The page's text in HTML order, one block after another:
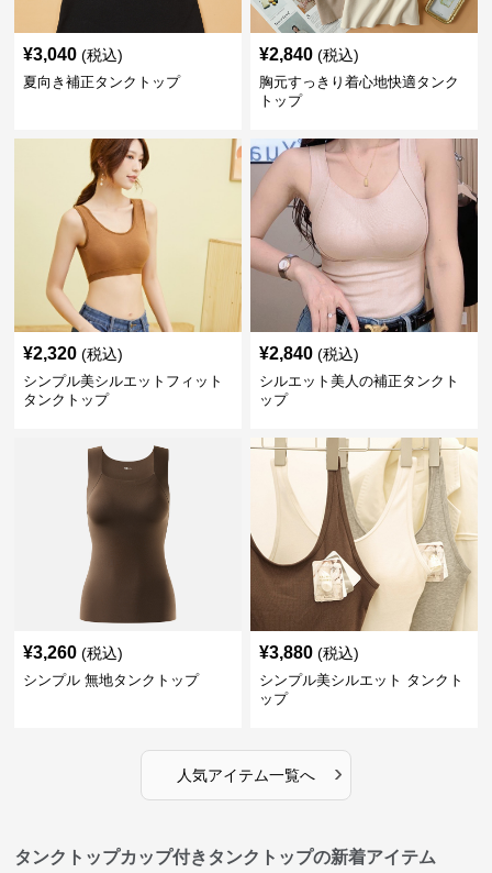
¥3,040 (税込)
夏向き補正タンクトップ
¥2,840 (税込)
胸元すっきり着心地快適タンク
トップ
¥2,320 (税込)
シンプル美シルエットフィット
タンクトップ
¥2,840 (税込)
シルエット美人の補正タンクト
ップ
¥3,260 (税込)
シンプル 無地タンクトップ
¥3,880 (税込)
シンプル美シルエット タンクト
ップ
人気アイテム一覧へ ›
タンクトップカップ付きタンクトップの新着アイテム